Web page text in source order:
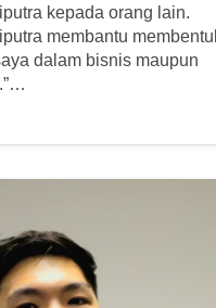
kepada orang lain.
membantu
dalam bisnis maupun